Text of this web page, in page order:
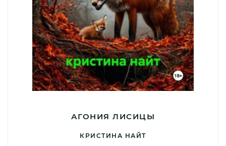
АГОНИЯ ЛИСИЦЫ
КРИСТИНА НАЙТ